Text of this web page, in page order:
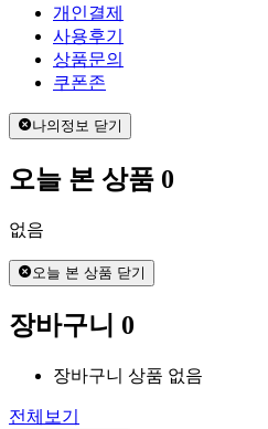
개인결제
사용후기
상품문의
쿠폰존
나의정보 닫기
오늘 본 상품 0
없음
오늘 본 상품 닫기
장바구니 0
장바구니 상품 없음
전체보기